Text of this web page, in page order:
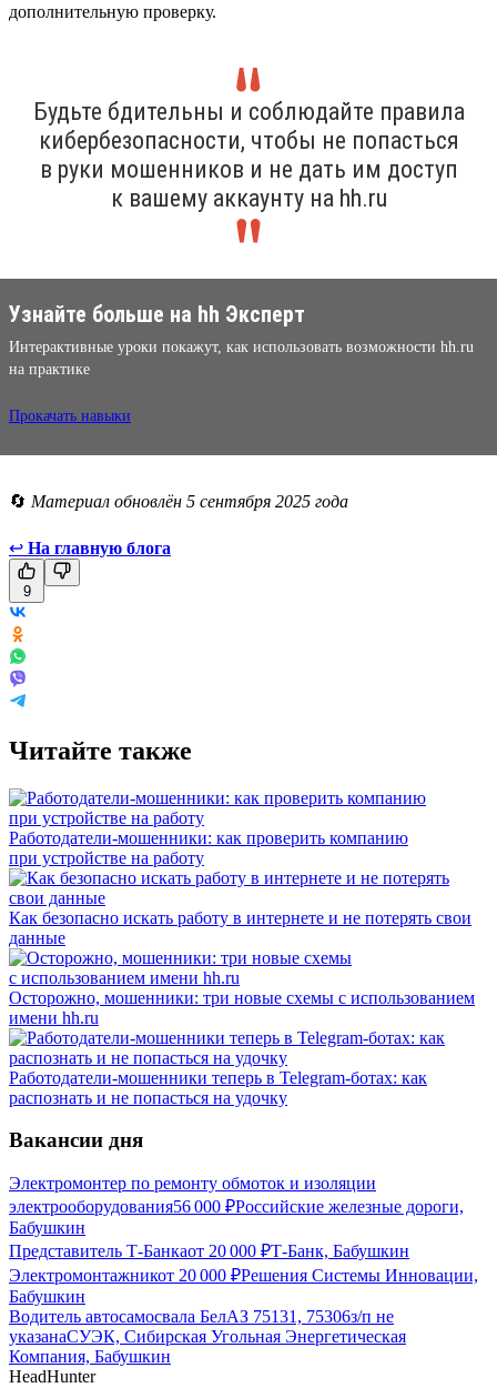
дополнительную проверку.
Будьте бдительны и соблюдайте правила
кибербезопасности, чтобы не попасться
в руки мошенников и не дать им доступ
к вашему аккаунту на hh.ru
Узнайте больше на hh Эксперт
Интерактивные уроки покажут, как использовать возможности hh.ru
на практике
Прокачать навыки
🔄 Материал обновлён 5 сентября 2025 года
↩ На главную блога
9
Читайте также
Работодатели-мошенники: как проверить компанию
при устройстве на работу
Как безопасно искать работу в интернете и не потерять свои
данные
Осторожно, мошенники: три новые схемы с использованием
имени hh.ru
Работодатели-мошенники теперь в Telegram-ботах: как
распознать и не попасться на удочку
Вакансии дня
Электромонтер по ремонту обмоток и изоляции
электрооборудования56 000 ₽Российские железные дороги,
Бабушкин
Представитель Т-Банкаот 20 000 ₽Т-Банк, Бабушкин
Электромонтажникот 20 000 ₽Решения Системы Инновации,
Бабушкин
Водитель автосамосвала БелАЗ 75131, 75306з/п не
указанаСУЭК, Сибирская Угольная Энергетическая
Компания, Бабушкин
HeadHunter